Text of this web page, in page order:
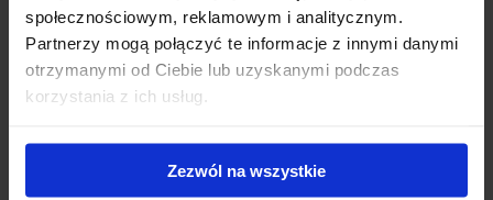
społecznościowym, reklamowym i analitycznym.
Partnerzy mogą połączyć te informacje z innymi danymi
otrzymanymi od Ciebie lub uzyskanymi podczas
korzystania z ich usług.
Zezwól na wszystkie